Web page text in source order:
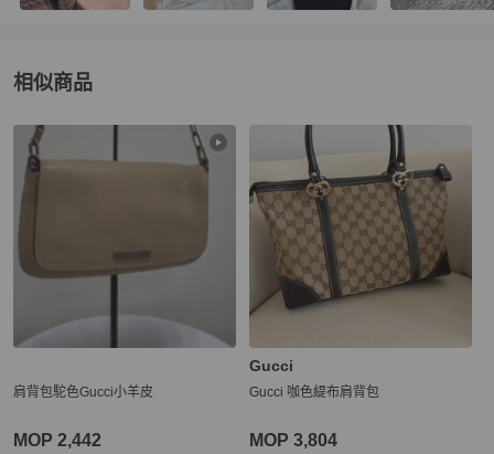
相似商品
更多相似Gucci女包推薦精品
肩背包駝色Gucci小羊皮
MOP 2,442
Gucci
Gucci 咖色緹布肩背包
MOP 3,804